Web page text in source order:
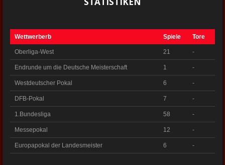
Wettwerberb Spiele Tore
Oberliga-West 21 -
Endrunde um die Deutsche Meisterschaft 1 -
Westdeutscher Pokal 6 -
DFB-Pokal 7 -
1.Bundesliga 58 -
Messepokal 12 -
Europapokal der Landesmeister 6 -